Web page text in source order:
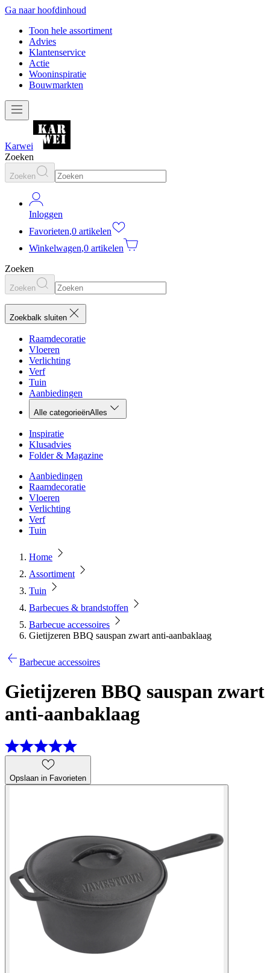
Ga naar hoofdinhoud
Toon hele assortiment
Advies
Klantenservice
Actie
Wooninspiratie
Bouwmarkten
Karwei
Zoeken
Zoeken
Inloggen
Favorieten,0 artikelen
Winkelwagen,0 artikelen
Zoeken
Zoeken
Zoekbalk sluiten
Raamdecoratie
Vloeren
Verlichting
Verf
Tuin
Aanbiedingen
Alle categorieënAlles
Inspiratie
Klusadvies
Folder & Magazine
Aanbiedingen
Raamdecoratie
Vloeren
Verlichting
Verf
Tuin
Home
Assortiment
Tuin
Barbecues & brandstoffen
Barbecue accessoires
Gietijzeren BBQ sauspan zwart anti-aanbaklaag
Barbecue accessoires
Gietijzeren BBQ sauspan zwart
anti-aanbaklaag
Opslaan in Favorieten